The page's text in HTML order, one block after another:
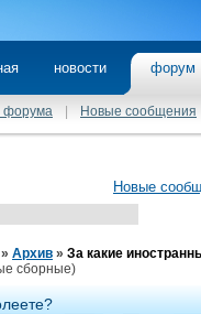
новости
форума Новые сообщения
Новые
» Архив » За какие
сборные)